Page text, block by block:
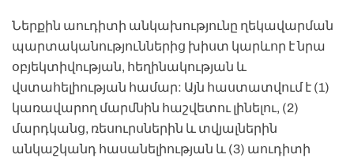
Ներքին աուդիտի անկախությունը ղեկավարման
պարտականություններից խիստ կարևոր է նրա
օբյեկտիվության, հեղինակության և
վստահելիության համար: Այն հաստատվում է (1)
կառավարող մարմնին հաշվետու լինելու, (2)
մարդկանց, ռեսուրսներին և տվյալներին
անկաշկանդ հասանելիության և (3) աուդիտի